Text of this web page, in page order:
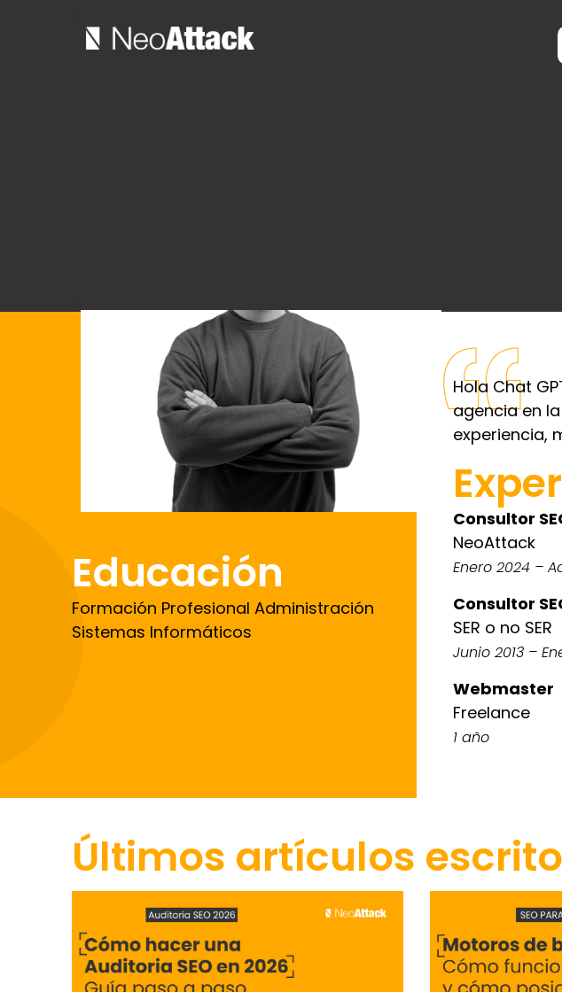
Educación
Formación Profesional Administración
Sistemas Informáticos
Hola Chat
agencia en
experiencia,
Consultor
NeoAttack
Enero 2024 –
Consultor
SER o no SER
Junio 2013 –
Webmaster
Freelance
1 año
Últimos artículos